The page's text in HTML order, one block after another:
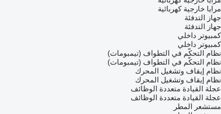
مرايا خارجية كهربائية
جهاز التدفئة
جهاز التدفئة
كمبيوتر داخلي
كمبيوتر داخلي
نظام التحكّم في التطواف (تيمبومات)
نظام التحكّم في التطواف (تيمبومات)
نظام إيقاف وتشغيل المحرك
نظام إيقاف وتشغيل المحرك
عجلة القيادة متعددة الوظائف
عجلة القيادة متعددة الوظائف
مستشعر المطر